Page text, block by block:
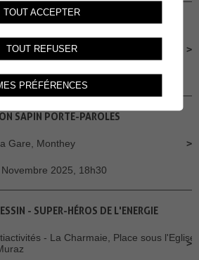
NATU
Combles
2025, 19h-20h30
SAPIN PORTE-PAROLES
Gare, Monthey
2025, 18h30
- SUPER-HÉROS DE L'ENERGIE
- La Charmaie, Place sous l'Eglise
TOUT ACCEPTER
TOUT REFUSER
PRÉFÉRENCES